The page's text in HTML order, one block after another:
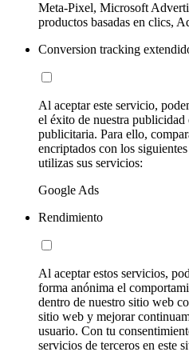
Meta-Pixel, Microsoft
productos basadas en clics,
Conversion tracking
Al aceptar este servicio,
el éxito de nuestra
publicitaria. Para ello,
encriptados con los
utilizas sus servicios:
Google Ads
Rendimiento
Al aceptar estos servicios,
forma anónima el
dentro de nuestro sitio web
sitio web y mejorar
usuario. Con tu
servicios de terceros en este